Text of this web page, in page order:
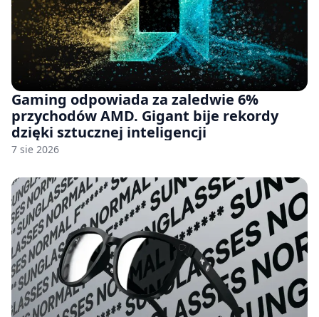
Gaming odpowiada za zaledwie 6%
przychodów AMD. Gigant bije rekordy
dzięki sztucznej inteligencji
7 sie 2026